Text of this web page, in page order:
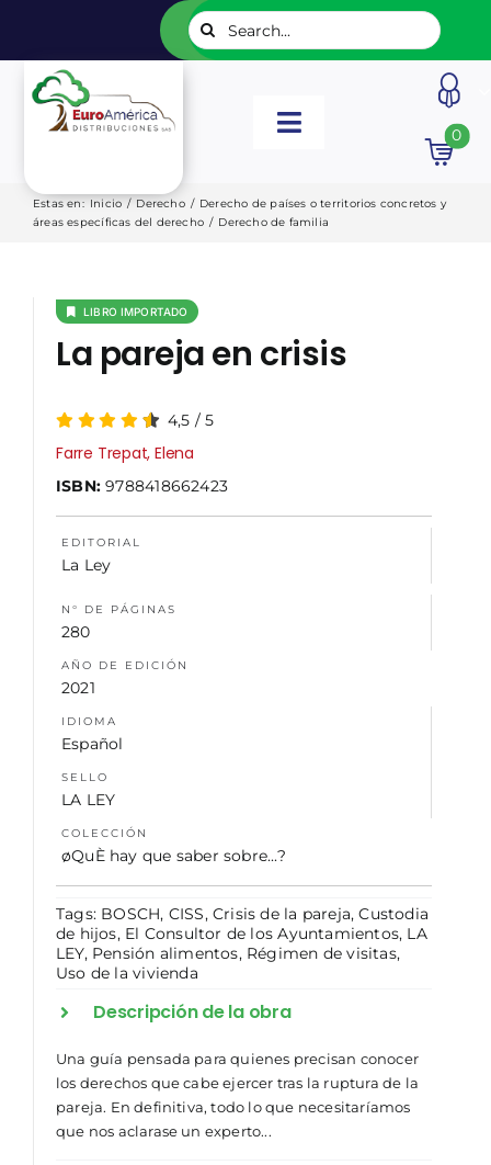
contenido
Buscar:
Toggle
INICIO
EDITORIALES
NOSOTROS
0
Estas en: Inicio / Derecho / Derecho de países o territorios concretos y
áreas específicas del derecho / Derecho de familia
LIBRO IMPORTADO
La pareja en crisis
4,5 /5
Farre Trepat, Elena
ISBN:9788418662423
EDITORIAL
La Ley
N° DE PÁGINAS
280
AÑO DE EDICIÓN
2021
IDIOMA
Español
SELLO
LA LEY
COLECCIÓN
øQuÈ hay que saber sobre...?
Tags: BOSCH, CISS, Crisis de la pareja,Custodia
de hijos, El Consultor de los Ayuntamientos, LA
LEY, Pensión alimentos, Régimen de visitas,
Uso de la vivienda
Descripción de la obra
Una guía pensada para quienes precisan conocer
los derechos que cabe ejercer tras la ruptura de la
pareja. En definitiva, todo lo que necesitaríamos
que nos aclarase un experto...